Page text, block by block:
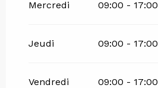
Mercredi 09:00 - 17:00
Jeudi 09:00 - 17:00
Vendredi 09:00 - 17:00